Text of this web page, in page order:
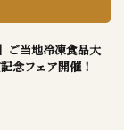
ご当地冷凍食品大
念フェア開催！